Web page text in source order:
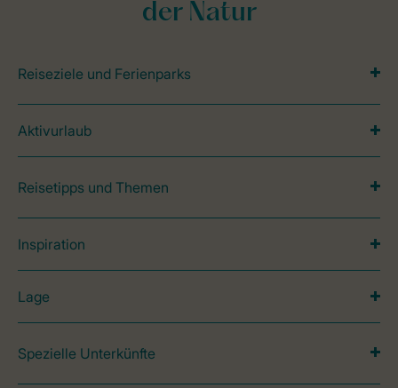
der Natur
Reiseziele und Ferienparks
Aktivurlaub
Reisetipps und Themen
Inspiration
Lage
Spezielle Unterkünfte